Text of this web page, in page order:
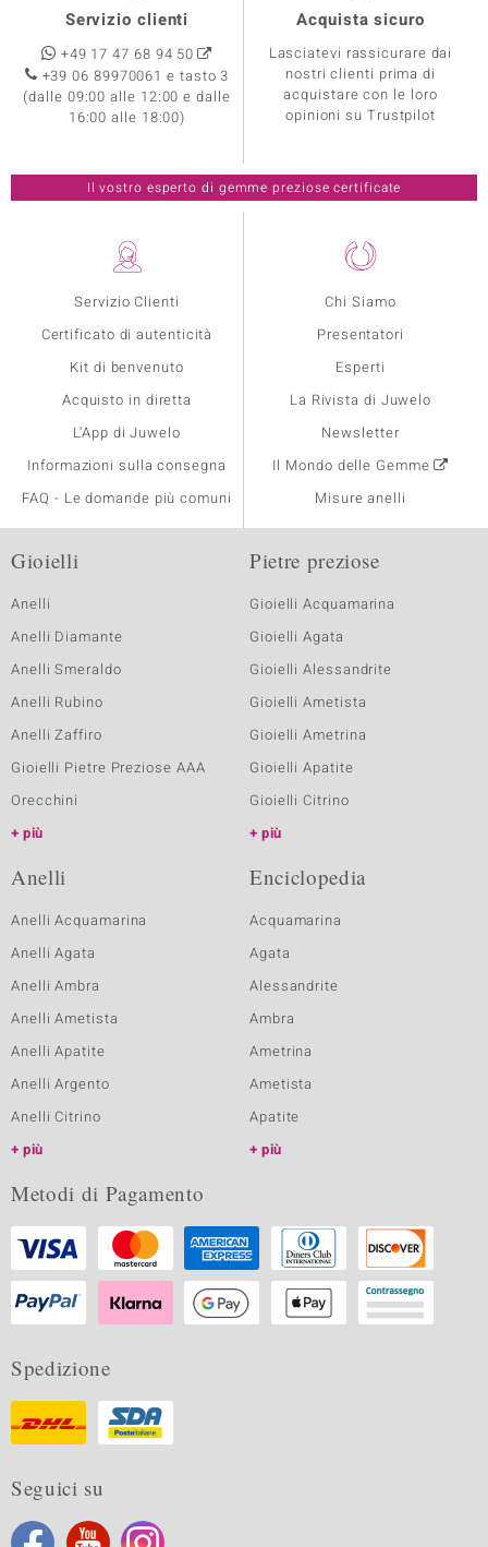
Servizio Clienti
Certificato di autenticità
Kit di benvenuto
Acquisto in diretta
L'App di Juwelo
Informazioni sulla consegna
FAQ - Le domande più comuni
Chi Siamo
Presentatori
Esperti
La Rivista di Juwelo
Newsletter
Il Mondo delle Gemme
Misure anelli
Servizio clienti
+49 17 47 68 94 50
+39 06 89970061 e tasto 3
(dalle 09:00 alle 12:00 e dalle
16:00 alle 18:00)
Acquista sicuro
Lasciatevi rassicurare dai
nostri clienti prima di
acquistare con le loro
opinioni su Trustpilot
Il vostro esperto di gemme preziose certificate
Gioielli
Anelli
Anelli Diamante
Anelli Smeraldo
Anelli Rubino
Anelli Zaffiro
Gioielli Pietre Preziose AAA
Orecchini
più
Pietre preziose
Gioielli Acquamarina
Gioielli Agata
Gioielli Alessandrite
Gioielli Ametista
Gioielli Ametrina
Gioielli Apatite
Gioielli Citrino
più
Anelli
Anelli Acquamarina
Anelli Agata
Anelli Ambra
Anelli Ametista
Anelli Apatite
Anelli Argento
Anelli Citrino
più
Enciclopedia
Acquamarina
Agata
Alessandrite
Ambra
Ametrina
Ametista
Apatite
più
Metodi di Pagamento
Spedizione
Seguici su